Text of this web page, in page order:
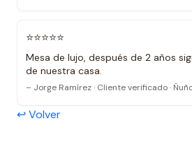
⭐⭐⭐⭐⭐
Mesa de lujo, después de 2 años
de nuestra casa.
– Jorge Ramírez · Cliente verificado ·
↩ Volver